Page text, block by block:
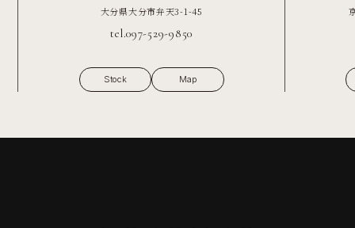
大分県大分市弁天3-1-45
tel.097-529-9850
Stock Map